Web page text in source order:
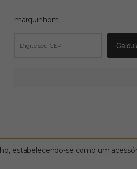
marquinhom
estabelecendo-se como um